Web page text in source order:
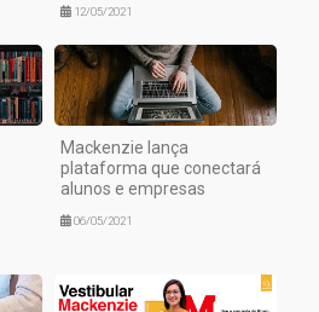
12/05/2021
Mackenzie lança
plataforma que conectará
alunos e empresas
06/05/2021